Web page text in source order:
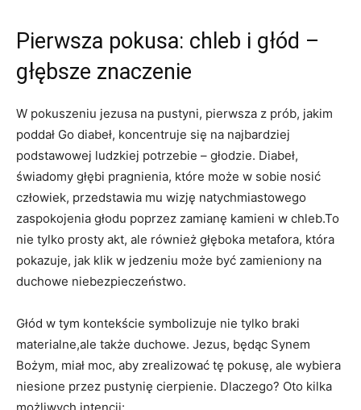
Pierwsza pokusa: chleb i głód –
głębsze znaczenie
W pokuszeniu jezusa na pustyni, pierwsza z prób, jakim
poddał Go diabeł, koncentruje się na najbardziej
podstawowej ludzkiej potrzebie – głodzie. Diabeł,
świadomy głębi pragnienia, które ⁢może ⁢w⁣ sobie nosić
człowiek, przedstawia mu⁤ wizję natychmiastowego
zaspokojenia głodu poprzez zamianę kamieni⁣ w chleb.To
nie tylko prosty​ akt, ale również głęboka ‍metafora, która
pokazuje, jak klik⁢ w jedzeniu ⁢może być zamieniony na
duchowe ⁤niebezpieczeństwo.
Głód ⁢w tym kontekście symbolizuje nie tylko braki
materialne,ale⁢ także duchowe. Jezus, będąc Synem
Bożym, miał moc, aby zrealizować ‌tę pokusę, ale⁢ wybiera
niesione przez pustynię cierpienie. Dlaczego? Oto kilka